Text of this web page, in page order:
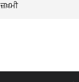
ਜ਼ਖ਼ਮੀ